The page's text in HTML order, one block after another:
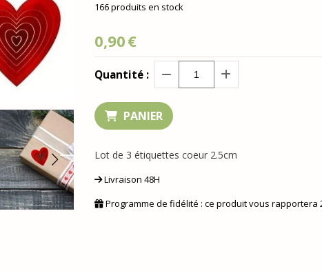
0,90€
166produits en stock
Quantité :
PANIER
Lot de 3 étiquettes coeur 2.5cm
Livraison 48H
Programme de fidélité : ce produit vous rapportera